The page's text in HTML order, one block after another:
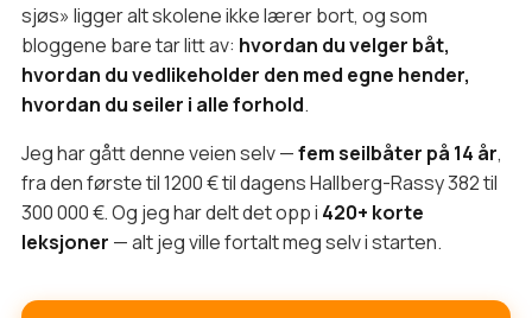
sjøs» ligger alt skolene ikke lærer bort, og som
bloggene bare tar litt av: hvordan du velger båt,
hvordan du vedlikeholder den med egne hender,
hvordan du seiler i alle forhold.
Jeg har gått denne veien selv —fem seilbåter på 14 år,
fra den første til 1200 € til dagens Hallberg-Rassy 382 til
300 000 €. Og jeg har delt det opp i 420+ korte
leksjoner — alt jeg ville fortalt meg selv i starten.